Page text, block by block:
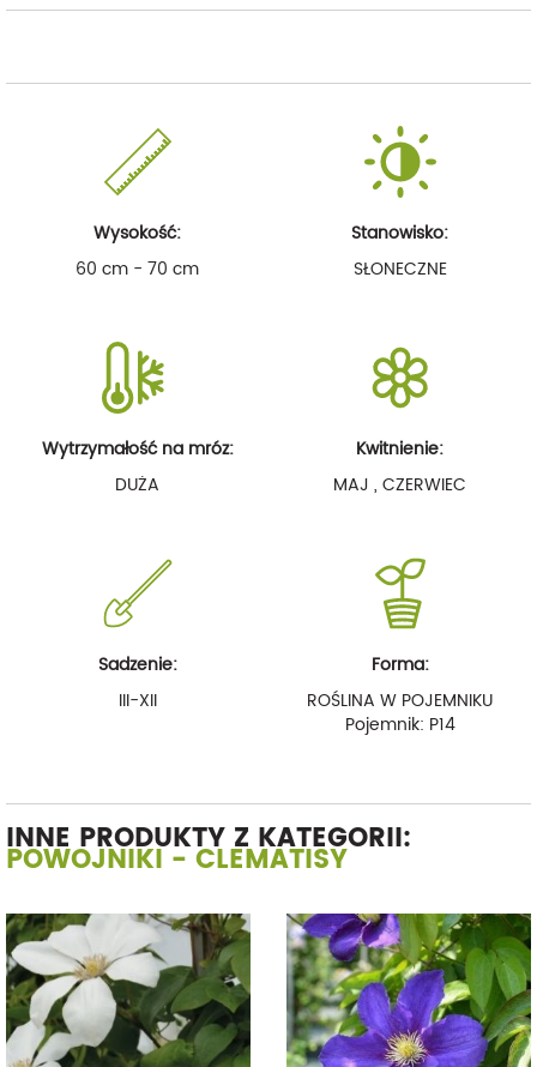
Wysokość:
60 cm - 70 cm
Stanowisko:
SŁONECZNE
Wytrzymałość na mróz:
DUŻA
Kwitnienie:
MAJ , CZERWIEC
Sadzenie:
III-XII
Forma:
ROŚLINA W POJEMNIKU
Pojemnik: P14
INNE PRODUKTY Z KATEGORII:
POWOJNIKI - CLEMATISY